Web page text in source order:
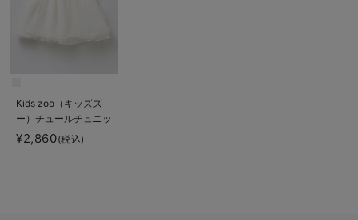
Kids zoo（キッズズ
ー）チュールチュニッ
ク
¥2,860(税込)